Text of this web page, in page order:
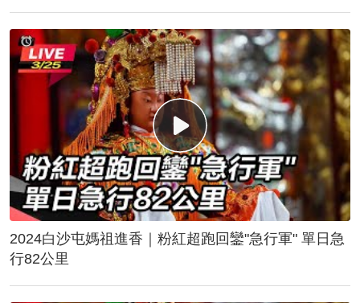
2024白沙屯媽祖進香｜粉紅超跑回鑾"急行軍" 單日急
行82公里